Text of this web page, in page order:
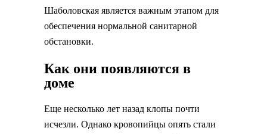
Шаболовская является важным этапом для
обеспечения нормальной санитарной
обстановки.
Как они появляются в
доме
Еще несколько лет назад клопы почти
исчезли. Однако кровопийцы опять стали